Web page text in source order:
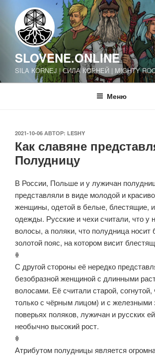
содержимому
SLOVENE.ONLINE
SILA KORNEJ | СИЛА КОРНЕЙ | MIGHTY
Меню
ОПУБЛИКОВАНО
2021-10-06 АВТОР: LESHY
Как славяне
Полудницу
В России, Польше и у лужичан
представляли в виде молодой и
женщины, одетой в белые, блестящие,
одежды. Русские и чехи считали, что у
волосы, а поляки, что полудница носит
золотой пояс, на котором висит
ꏍ
С другой стороны её нередко
безобразной женщиной с длинными
волосами. Её считали старой,
только с чёрным лицом) и с железными
поверьях поляков, лужичан и русских
необычно высокий рост.
ꏍ
Атрибутом полудницы является